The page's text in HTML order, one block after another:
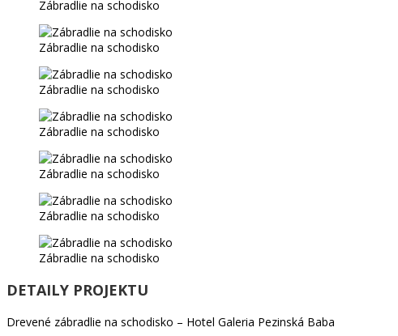
Zábradlie na schodisko
Zábradlie na schodisko
Zábradlie na schodisko
Zábradlie na schodisko
Zábradlie na schodisko
Zábradlie na schodisko
Zábradlie na schodisko
DETAILY PROJEKTU
Drevené zábradlie na schodisko – Hotel Galeria Pezinská Baba